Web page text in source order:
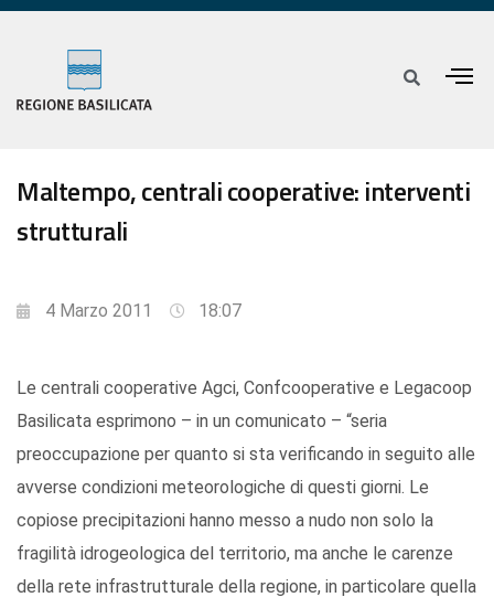
Maltempo, centrali cooperative: interventi
strutturali
4 Marzo 2011 18:07
Le centrali cooperative Agci, Confcooperative e Legacoop
Basilicata esprimono – in un comunicato – “seria
preoccupazione per quanto si sta verificando in seguito alle
avverse condizioni meteorologiche di questi giorni. Le
copiose precipitazioni hanno messo a nudo non solo la
fragilità idrogeologica del territorio, ma anche le carenze
della rete infrastrutturale della regione, in particolare quella